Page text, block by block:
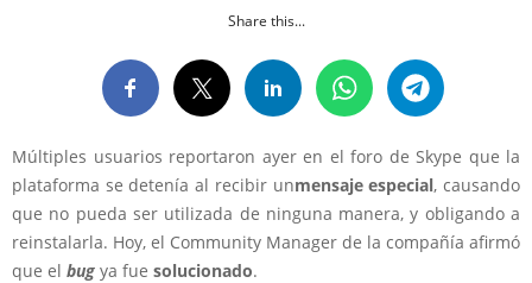
Share this...
Múltiples usuarios reportaron ayer en el foro de Skype que la
plataforma se detenía al recibir unmensaje especial, causando
que no pueda ser utilizada de ninguna manera, y obligando a
reinstalarla. Hoy, el Community Manager de la compañía afirmó
que el bug ya fue solucionado.